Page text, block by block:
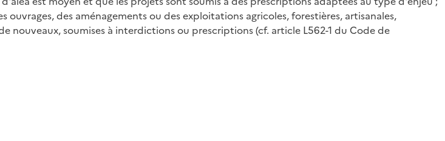
des aménagements ou des exploitations agricoles, forestières, artisanales,
soumises à interdictions ou prescriptions (cf. article L562-1 du Code de